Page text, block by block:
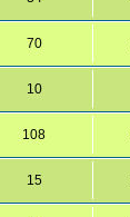
70
10
108
15